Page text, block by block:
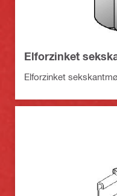
Elforzinket
Elforzinket